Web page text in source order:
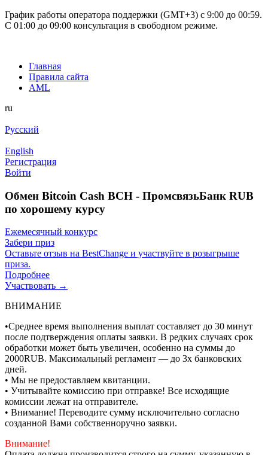
График работы оператора поддержки (GMT+3) c 9:00 до 00:59.
С 01:00 до 09:00 консультация в свободном режиме.
Главная
Правила сайта
AML
ru
Русский
English
Регистрация
Войти
Обмен Bitcoin Cash BCH - ПромсвязьБанк RUB
по хорошему курсу
Ежемесячный конкурс
Забери приз
Оставьте отзыв на BestChange и участвуйте в розыгрыше
приза.
Подробнее
Участвовать →
ВНИМАНИЕ
•Среднее время выполнения выплат составляет до 30 минут
после подтверждения оплаты заявки. В редких случаях срок
обработки может быть увеличен, особенно на суммы до
2000RUB. Максимальный регламент — до 3х банковских
дней.
• Мы не предоставляем квитанции.
• Учитывайте комиссию при отправке! Все исходящие
комиссии лежат на отправителе.
• Внимание! Переводите сумму исключительно согласно
созданной Вами собственноручно заявки.
Внимание!